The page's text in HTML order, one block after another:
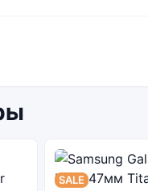
умные часы
SALE